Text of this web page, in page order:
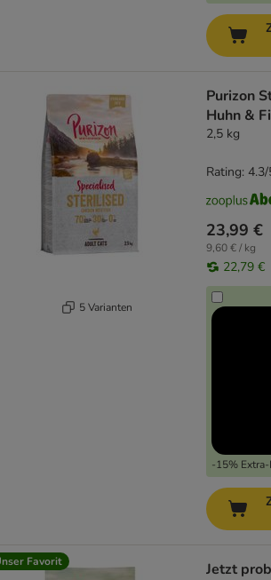
5 Varianten
Purizon
Huhn &
2,5 kg
23,99 €
9,60 € / kg
22,79 €
-15%
Rating:
Favorit
Jetzt